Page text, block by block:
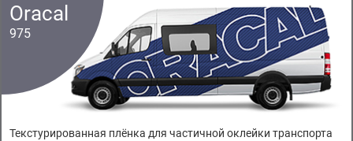
Oracal
975
Текстурированная плёнка для частичной оклейки транспорта